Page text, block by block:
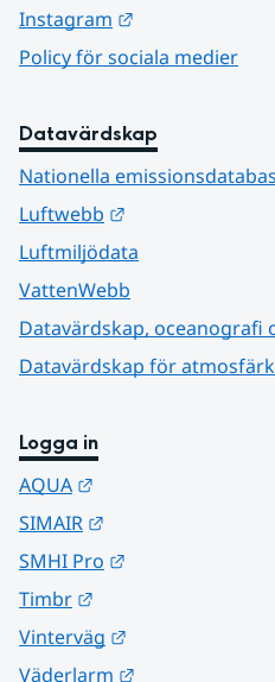
Instagram
Policy för sociala medier
Datavärdskap
Nationella
Luftwebb
Luftmiljödata
VattenWebb
Datavärdskap, oceanografi
Datavärdskap för
Logga in
AQUA
SIMAIR
SMHI Pro
Timbr
Vinterväg
Väderlarm